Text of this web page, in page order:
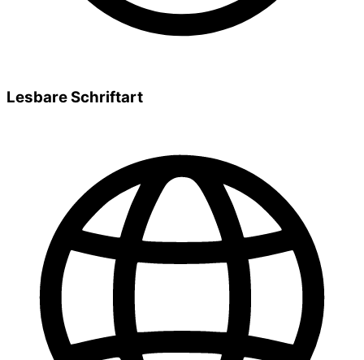
Lesbare Schriftart